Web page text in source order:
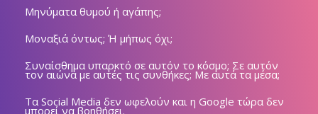
Μηνύματα θυμού ή αγάπης;
Μοναξιά όντως; Ή μήπως όχι;
Συναίσθημα υπαρκτό σε αυτόν το κόσμο; Σε αυτόν
τον αιώνα με αυτές τις συνθήκες; Με αυτά τα μέσα;
Τα Social Media δεν ωφελούν και η Google τώρα δεν
μπορεί να βοηθήσει.